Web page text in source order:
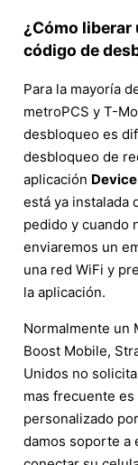
¿Cómo
código de
Para la mayoría
metroPCS y T-
desbloqueo es
desbloqueo de
aplicación
está ya instalada
pedido y cuando
enviaremos un
una red WiFi y
la aplicación.
Normalmente un
Boost Mobile,
Unidos no
mas frecuente
personalizado
damos soporte a